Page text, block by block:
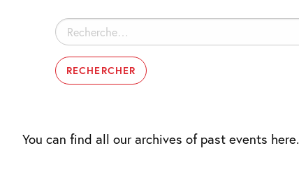
Rechercher :
You can find all our archives of past events here.